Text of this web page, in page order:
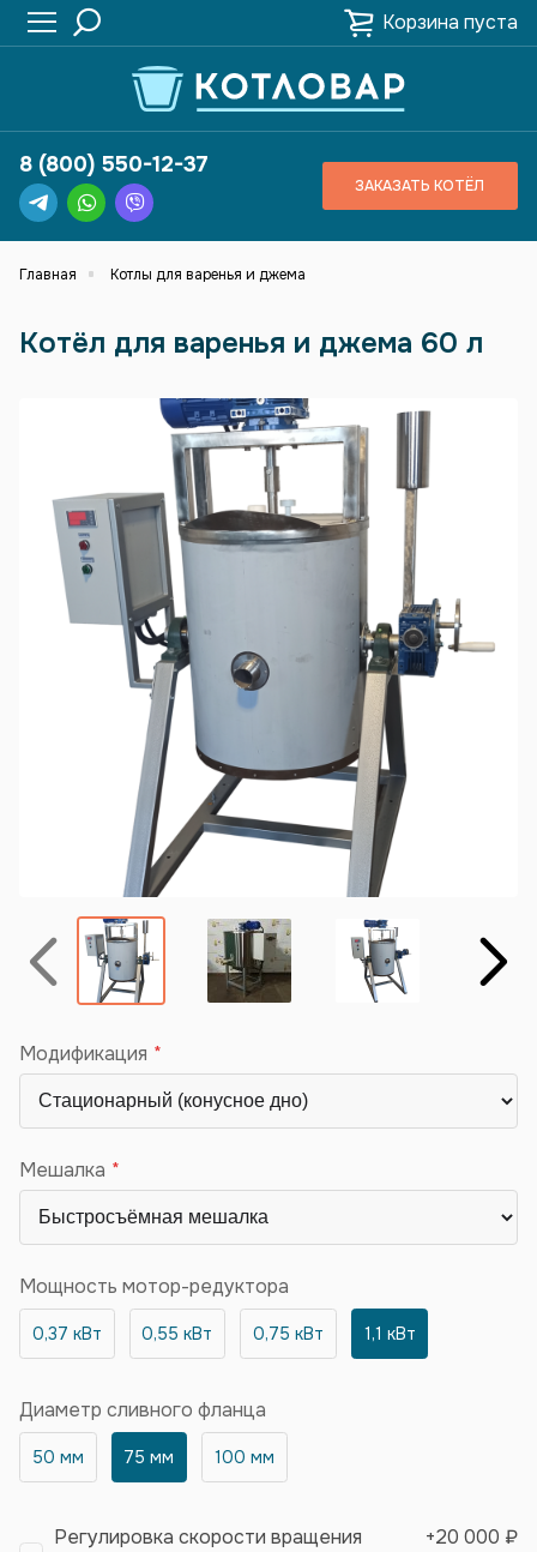
Корзина пуста
8 (800) 550-12-37
ЗАКАЗАТЬ КОТЁЛ
Главная Котлы для варенья и джема
Котёл для варенья и джема 60 л
Назад Вперёд
Модификация
Мешалка
Мощность мотор-редуктора
0,37 кВт 0,55 кВт 0,75 кВт 1,1 кВт
Диаметр сливного фланца
50 мм 75 мм 100 мм
Регулировка скорости вращения
+20 000 ₽